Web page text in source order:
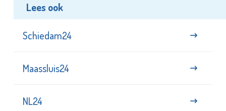
Lees ook
Schiedam24
Maassluis24
NL24